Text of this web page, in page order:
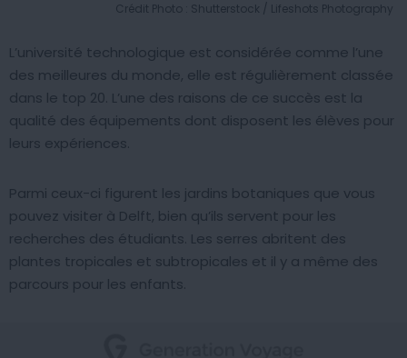
Crédit Photo : Shutterstock / Lifeshots Photography
L’université technologique est considérée comme l’une
des meilleures du monde, elle est régulièrement classée
dans le top 20. L’une des raisons de ce succès est la
qualité des équipements dont disposent les élèves pour
leurs expériences.
Parmi ceux-ci figurent les jardins botaniques que vous
pouvez visiter à Delft, bien qu’ils servent pour les
recherches des étudiants. Les serres abritent des
plantes tropicales et subtropicales et il y a même des
parcours pour les enfants.